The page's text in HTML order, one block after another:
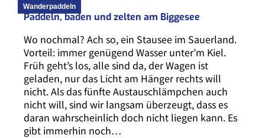
Wanderpaddeln
Paddeln, baden und zelten am Biggesee
Wo nochmal? Ach so, ein Stausee im Sauerland.
Vorteil: immer genügend Wasser unter’m Kiel.
Früh geht’s los, alle sind da, der Wagen ist
geladen, nur das Licht am Hänger rechts will
nicht. Als das fünfte Austauschlämpchen auch
nicht will, sind wir langsam überzeugt, dass es
daran wahrscheinlich doch nicht liegen kann. Es
gibt immerhin noch…